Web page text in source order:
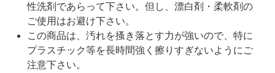
性洗剤であらって下さい。但し、漂白剤・柔軟剤の
ご使用はお避け下さい。
この商品は、汚れを搔き落とす力が強いので、特に
プラスチック等を長時間強く擦りすぎないようにご
注意下さい。